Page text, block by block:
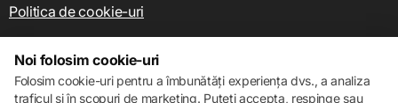
Politica de cookie-uri
Noi folosim cookie-uri
Folosim cookie-uri pentru a îmbunătăți experiența dvs., a analiza
traficul și în scopuri de marketing. Puteți accepta, respinge sau